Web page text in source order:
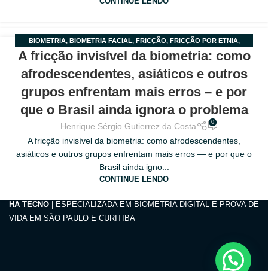
20
MAR
BIOMETRIA, BIOMETRIA FACIAL, FRICÇÃO, FRICÇÃO POR ETNIA,
MOBILE BIOMETRICS, VIÉS ALGORITMICO
A fricção invisível da biometria: como
afrodescendentes, asiáticos e outros
grupos enfrentam mais erros – e por
que o Brasil ainda ignora o problema
Henrique Sérgio Gutierrez da Costa 0
A fricção invisível da biometria: como afrodescendentes,
asiáticos e outros grupos enfrentam mais erros — e por que o
Brasil ainda igno...
CONTINUE LENDO
HA TECNO | ESPECIALIZADA EM BIOMETRIA DIGITAL E PROVA DE
VIDA EM SÃO PAULO E CURITIBA